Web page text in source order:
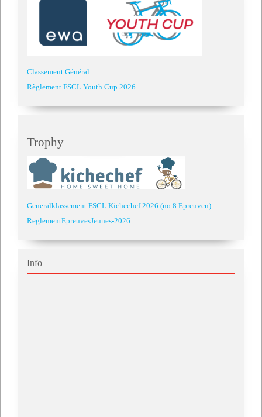
Classement Général
Règlement FSCL Youth Cup 2026
Trophy
Generalklassement FSCL Kichechef 2026 (no 8 Epreuven)
ReglementEpreuvesJeunes-2026
Info